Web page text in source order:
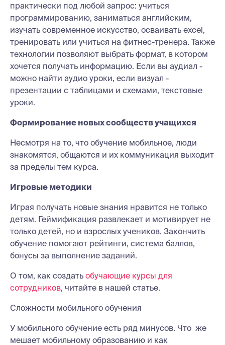
практически под любой запрос: учиться
программированию, заниматься английским,
изучать современное искусство, осваивать ехсеl,
тренировать или учиться на фитнес-тренера. Также
технологии позволяют выбрать формат, в котором
хочется получать информацию. Если вы аудиал -
можно найти аудио уроки, если визуал -
презентации с таблицами и схемами, текстовые
уроки.
Формирование новых сообществ учащихся
Несмотря на то, что обучение мобильное, люди
знакомятся, общаются и их коммуникация выходит
за пределы тем курса.
Игровые методики
Играя получать новые знания нравится не только
детям. Геймификация развлекает и мотивирует не
только детей, но и взрослых учеников. Закончить
обучение помогают рейтинги, система баллов,
бонусы за выполнение заданий.
О том, как создать обучающие курсы для
сотрудников, читайте в нашей статье.
Сложности мобильного обучения
У мобильного обучение есть ряд минусов. Что же
мешает мобильному образованию и как